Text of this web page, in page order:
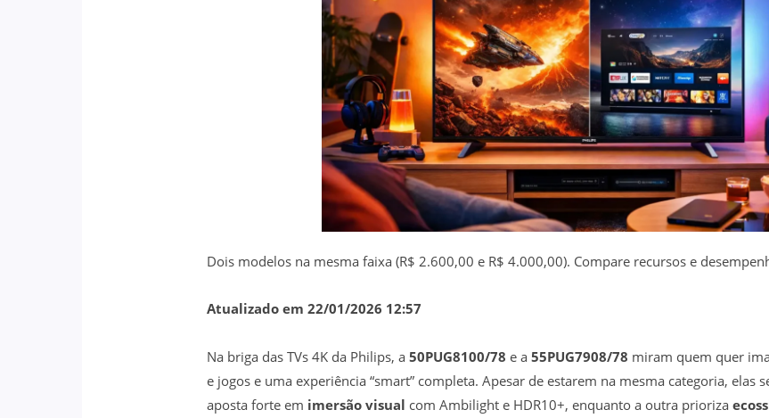
Dois modelos na mesma faixa (R$ 2.600,00 e R$ 4.000,00). Compare recursos e
Atualizado em 22/01/2026 12:57
Na briga das TVs 4K da Philips, a 50PUG8100/78 e a 55PUG7908/78 miram quem quer
e jogos e uma experiência “smart” completa. Apesar de estarem na mesma categoria, elas
aposta forte em imersão visual com Ambilight e HDR10+, enquanto a outra prioriza